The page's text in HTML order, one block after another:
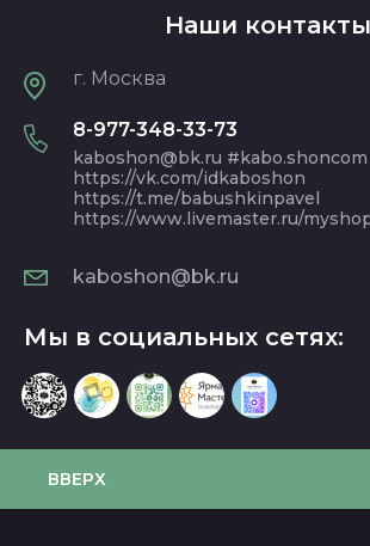
Наши контакты
г. Москва
8-977-348-33-73
kaboshon@bk.ru #kabo.shoncom
https://vk.com/idkaboshon
https://t.me/babushkinpavel
https://www.livemaster.ru/
kaboshon@bk.ru
Мы в социальных сетях:
ВВЕРХ